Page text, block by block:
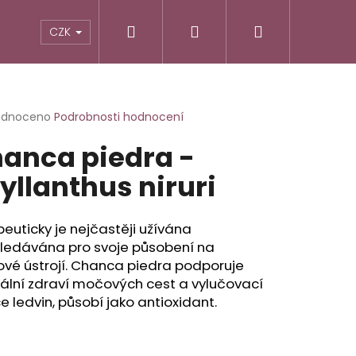
ALTERNATIVNÍ RECEPTURY
CZK Přihlášení
Podrobnosti hodnocení
piedra -
niruri
je nejčastěji užívána
pro svoje působení na
ústrojí. Chanca piedra podporuje
zdraví močových cest a vylučovací
ledvin, působí jako antioxidant.